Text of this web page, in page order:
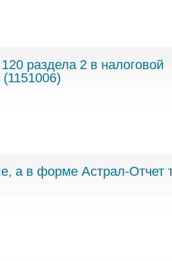
раздела 2 в налоговой
а в форме Астрал-Отчет